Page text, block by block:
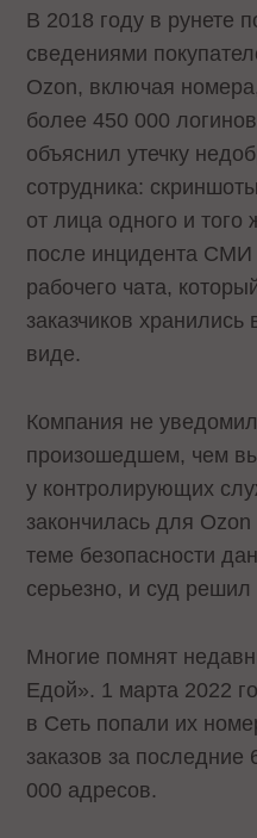
В 2018 году в рунете
сведениями
Ozon, включая
более 450 000
объяснил утечку
сотрудника:
от лица одного и
после инцидента СМИ
рабочего чата,
заказчиков
виде.
Компания не
произошедшем, чем
у контролирующих
закончилась для Ozon
теме безопасности
серьезно, и суд
Многие помнят
Едой». 1 марта 2022
в Сеть попали их
заказов за
000 адресов.